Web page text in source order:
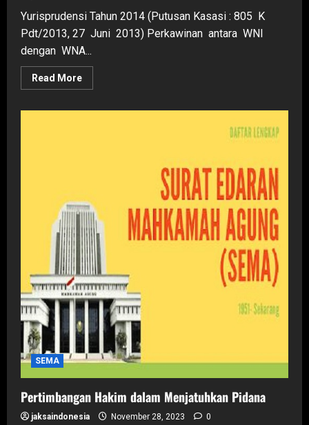
Yurisprudensi Tahun 2014 (Putusan Kasasi : 805 K
Pdt/2013, 27 Juni 2013) Perkawinan antara WNI
dengan WNA...
Read MoreRead
more
luar
negeri
harus
dilaporkan
ke
Perwakilan
RI
setempat
SEMA
Pertimbangan Hakim dalam Menjatuhkan Pidana
jaksaindonesia November 28, 2023 0